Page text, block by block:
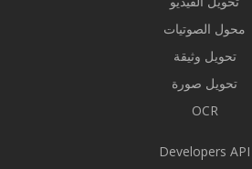
محول الصوتيات
تحويل وثيقة
تحويل صورة
OCR
Developers API